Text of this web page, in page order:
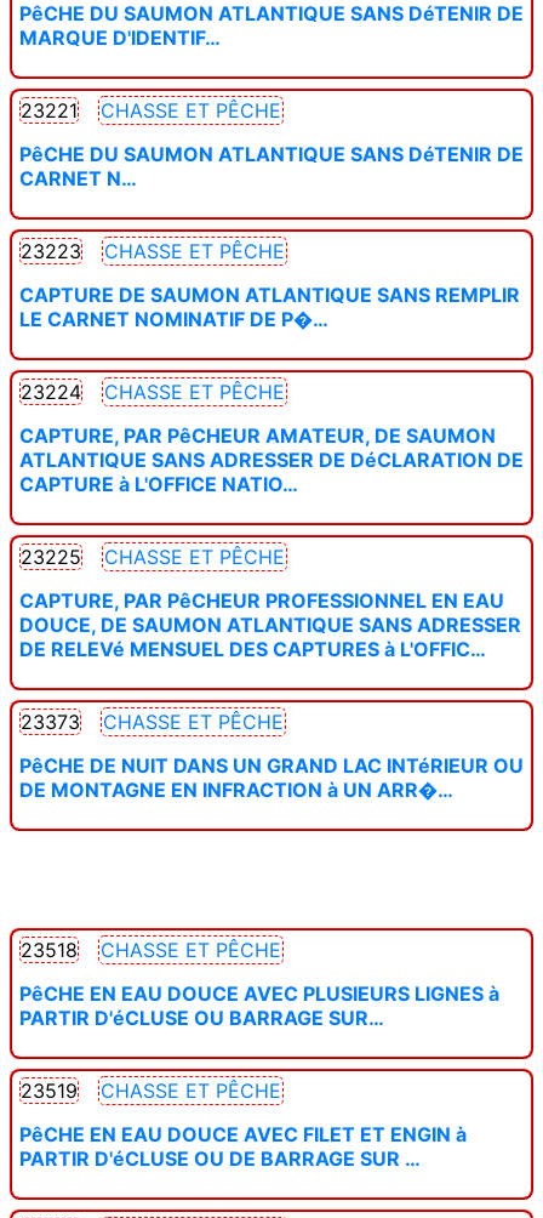
PêCHE DU SAUMON ATLANTIQUE SANS DéTENIR DE
MARQUE D'IDENTIF…
23221
CHASSE ET PÊCHE
PêCHE DU SAUMON ATLANTIQUE SANS DéTENIR DE
CARNET N…
23223
CHASSE ET PÊCHE
CAPTURE DE SAUMON ATLANTIQUE SANS REMPLIR
LE CARNET NOMINATIF DE P�…
23224
CHASSE ET PÊCHE
CAPTURE, PAR PêCHEUR AMATEUR, DE SAUMON
ATLANTIQUE SANS ADRESSER DE DéCLARATION DE
CAPTURE à L'OFFICE NATIO…
23225
CHASSE ET PÊCHE
CAPTURE, PAR PêCHEUR PROFESSIONNEL EN EAU
DOUCE, DE SAUMON ATLANTIQUE SANS ADRESSER
DE RELEVé MENSUEL DES CAPTURES à L'OFFIC…
23373
CHASSE ET PÊCHE
PêCHE DE NUIT DANS UN GRAND LAC INTéRIEUR OU
DE MONTAGNE EN INFRACTION à UN ARR�…
23518
CHASSE ET PÊCHE
PêCHE EN EAU DOUCE AVEC PLUSIEURS LIGNES à
PARTIR D'éCLUSE OU BARRAGE SUR…
23519
CHASSE ET PÊCHE
PêCHE EN EAU DOUCE AVEC FILET ET ENGIN à
PARTIR D'éCLUSE OU DE BARRAGE SUR …